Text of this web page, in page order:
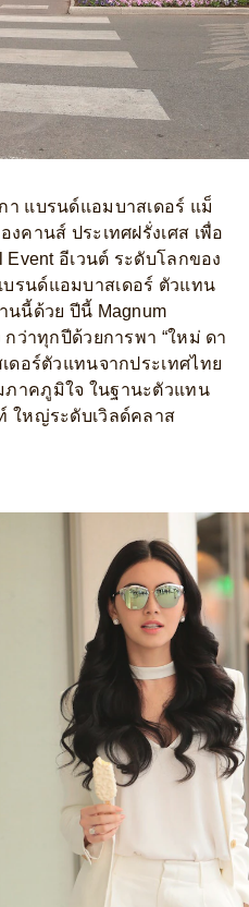
า แบรนด์แอมบาสเดอร์ แม็
คานส์ ประเทศฝรั่งเศส เพื่อ
Event อีเวนต์ ระดับโลกของ
รนด์แอมบาสเดอร์ ตัวแทน
นนี้ด้วย ปีนี้ Magnum
ว่าทุกปีด้วยการพา “ใหม่ ดา
ดอร์ตัวแทนจากประเทศไทย
ภาคภูมิใจ ในฐานะตัวแทน
ใหญ่ระดับเวิลด์คลาส